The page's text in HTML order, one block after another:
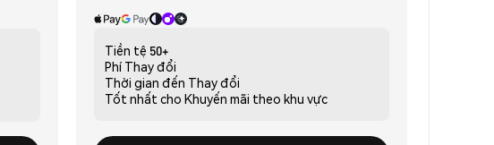
Tiền tệ 50+
Phí Thay đổi
Thời gian đến Thay đổi
Tốt nhất cho Khuyến mãi theo khu vực